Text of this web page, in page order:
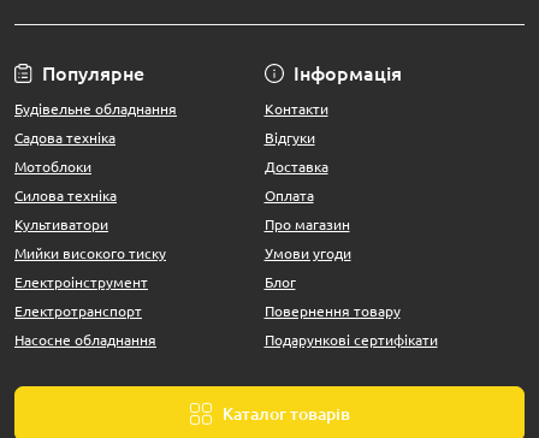
Популярне
Будівельне обладнання
Садова техніка
Мотоблоки
Силова техніка
Культиватори
Мийки високого тиску
Електроінструмент
Електротранспорт
Насосне обладнання
Інформація
Контакти
Відгуки
Доставка
Оплата
Про магазин
Умови угоди
Блог
Повернення товару
Подарункові сертифікати
Каталог товарів